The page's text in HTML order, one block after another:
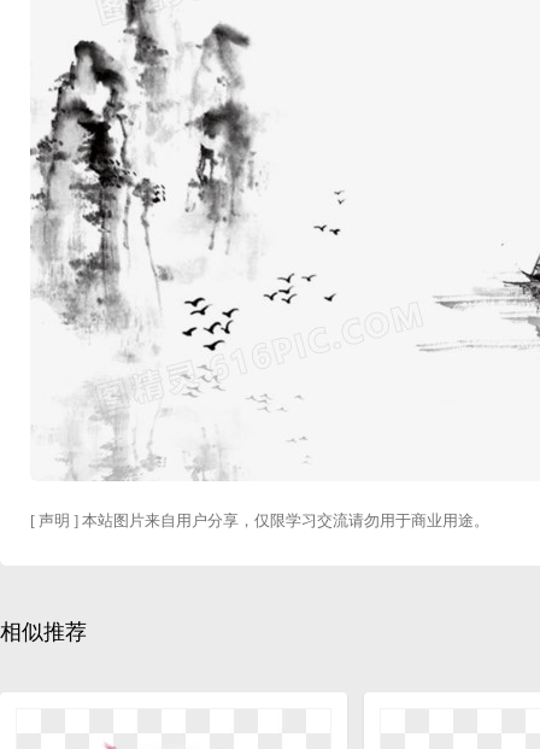
[ 声明 ] 本站图片来自用户分享，仅限学习交流请勿用于商业用途。
相似推荐